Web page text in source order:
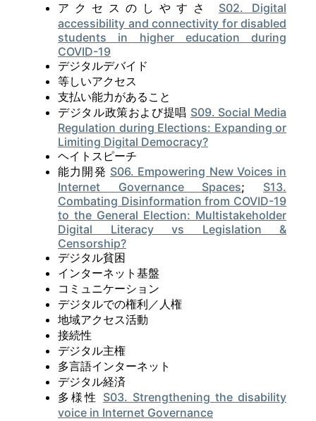
アクセスのしやすさ S02. Digital
accessibility and connectivity for disabled
students in higher education during
COVID-19
デジタルデバイド
等しいアクセス
支払い能力があること
デジタル政策および提唱 S09. Social Media
Regulation during Elections: Expanding or
Limiting Digital Democracy?
ヘイトスピーチ
能力開発 S06. Empowering New Voices in
Internet Governance Spaces; S13.
Combating Disinformation from COVID-19
to the General Election: Multistakeholder
Digital Literacy vs Legislation &
Censorship?
デジタル貧困
インターネット基盤
コミュニケーション
デジタルでの権利／人権
地域アクセス活動
接続性
デジタル主権
多言語インターネット
デジタル経済
多様性 S03. Strengthening the disability
voice in Internet Governance